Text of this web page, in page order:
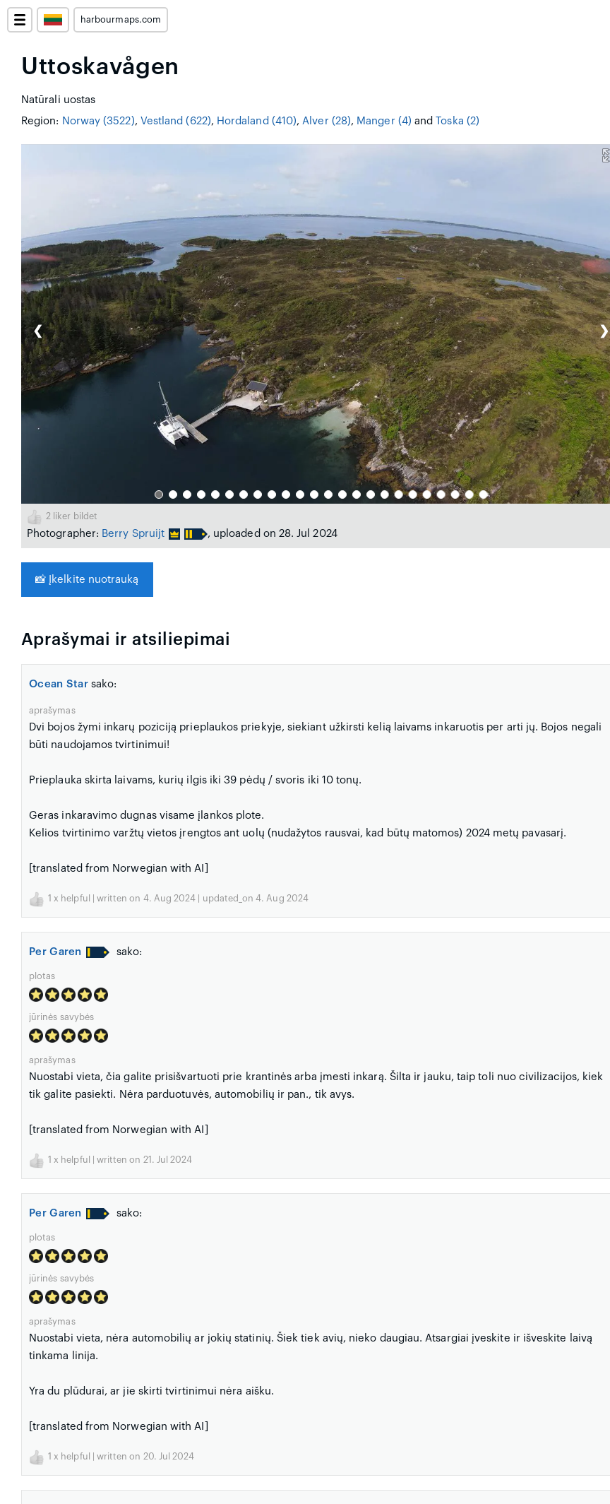
harbourmaps.com
Uttoskavågen
Natūrali uostas
Region: Norway (3522), Vestland (622), Hordaland (410),Alver (28), Manger (4) and Toska (2)
❮ ❯
2 liker bildet
Photographer: Berry Spruijt , uploaded on 28. Jul 2024
📸 Įkelkite nuotrauką
Aprašymai ir atsiliepimai
Ocean Star sako:
aprašymas
Dvi bojos žymi inkarų poziciją prieplaukos priekyje, siekiant užkirsti kelią laivams inkaruotis per arti jų. Bojos negali
būti naudojamos tvirtinimui!
Prieplauka skirta laivams, kurių ilgis iki 39 pėdų / svoris iki 10 tonų.
Geras inkaravimo dugnas visame įlankos plote.
Kelios tvirtinimo varžtų vietos įrengtos ant uolų (nudažytos rausvai, kad būtų matomos) 2024 metų pavasarį.
[translated from Norwegian with AI]
1 x helpful | written on 4. Aug 2024 | updated_on 4. Aug 2024
Per Garen sako:
plotas
jūrinės savybės
aprašymas
Nuostabi vieta, čia galite prisišvartuoti prie krantinės arba įmesti inkarą. Šilta ir jauku, taip toli nuo civilizacijos, kiek
tik galite pasiekti. Nėra parduotuvės, automobilių ir pan., tik avys.
[translated from Norwegian with AI]
1 x helpful | written on 21. Jul 2024
Per Garen sako:
plotas
jūrinės savybės
aprašymas
Nuostabi vieta, nėra automobilių ar jokių statinių. Šiek tiek avių, nieko daugiau. Atsargiai įveskite ir išveskite laivą
tinkama linija.
Yra du plūdurai, ar jie skirti tvirtinimui nėra aišku.
[translated from Norwegian with AI]
1 x helpful | written on 20. Jul 2024